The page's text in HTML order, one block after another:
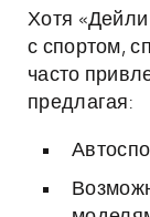
Хотя
с спортом,
часто
предлагая: